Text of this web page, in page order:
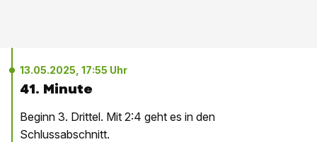
13.05.2025, 17:55 Uhr
41. Minute
Beginn 3. Drittel. Mit 2:4 geht es in den
Schlussabschnitt.